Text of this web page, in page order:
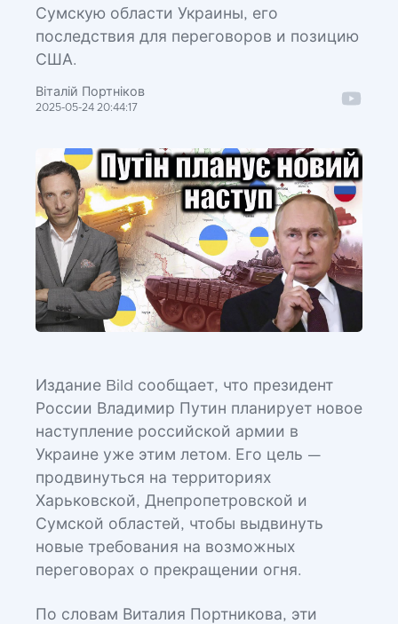
Сумскую области Украины, его
последствия для переговоров и позицию
США.
Віталій Портніков
2025-05-24 20:44:17
Издание Bild сообщает, что президент
России Владимир Путин планирует новое
наступление российской армии в
Украине уже этим летом. Его цель —
продвинуться на территориях
Харьковской, Днепропетровской и
Сумской областей, чтобы выдвинуть
новые требования на возможных
переговорах о прекращении огня.
По словам Виталия Портникова, эти